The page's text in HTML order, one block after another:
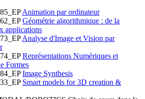
Animation par ordinateur
Géométrie algorithmique : de la
applications
Analyse d'Image et Vision par
Représentations Numériques et
Formes
Image Synthesis
Smart models for 3D creation &